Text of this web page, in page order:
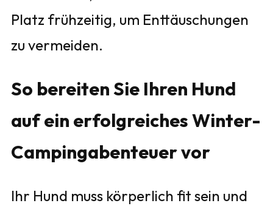
Platz frühzeitig, um Enttäuschungen
zu vermeiden.
So bereiten Sie Ihren Hund
auf ein erfolgreiches Winter-
Campingabenteuer vor
Ihr Hund muss körperlich fit sein und